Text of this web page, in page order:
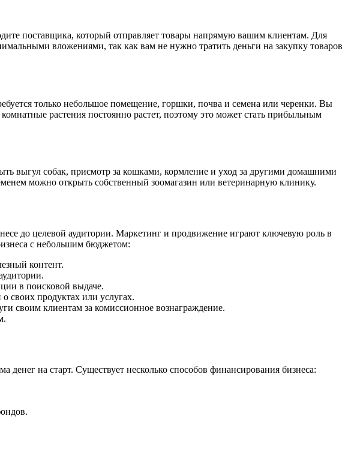
поставщика, который отправляет товары напрямую вашим клиентам. Для
вложениями, так как вам не нужно тратить деньги на закупку товаров
только небольшое помещение, горшки, почва и семена или черенки. Вы
растения постоянно растет, поэтому это может стать прибыльным
выгул собак, присмотр за кошками, кормление и уход за другими домашними
можно открыть собственный зоомагазин или ветеринарную клинику.
до целевой аудитории. Маркетинг и продвижение играют ключевую роль в
с небольшим бюджетом:
контент.
в поисковой выдаче.
своих продуктах или услугах.
своим клиентам за комиссионное вознаграждение.
на старт. Существует несколько способов финансирования бизнеса: